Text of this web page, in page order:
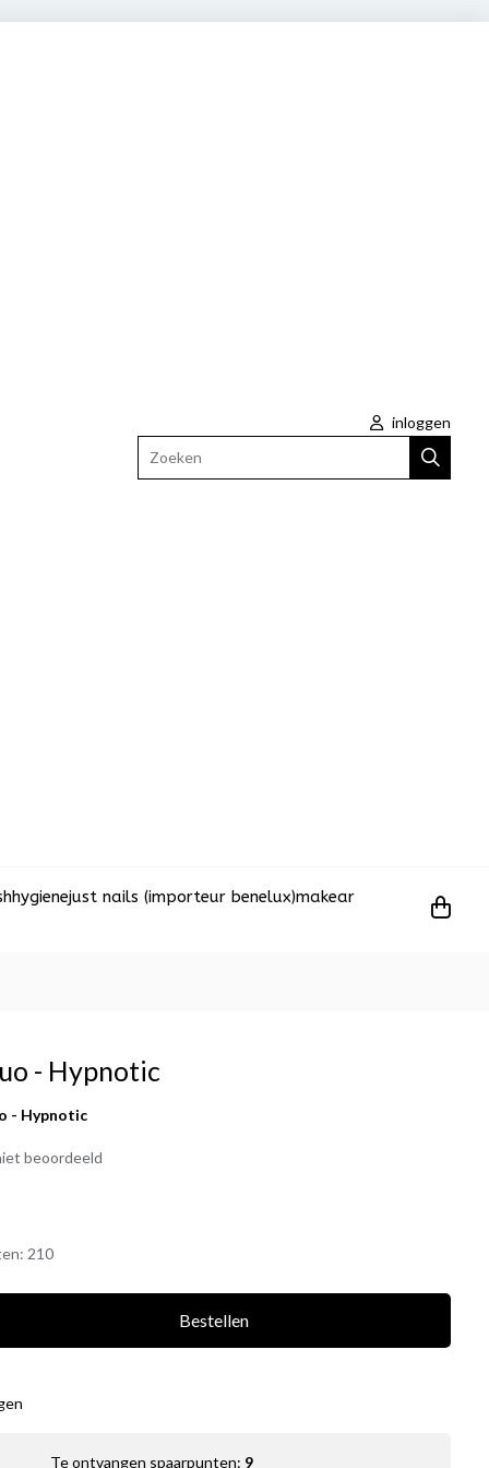
inloggen
hygienejust nails (importeur benelux)makear
- Hypnotic
- Hypnotic
beoordeeld
210
Bestellen
Te ontvangen spaarpunten: 9